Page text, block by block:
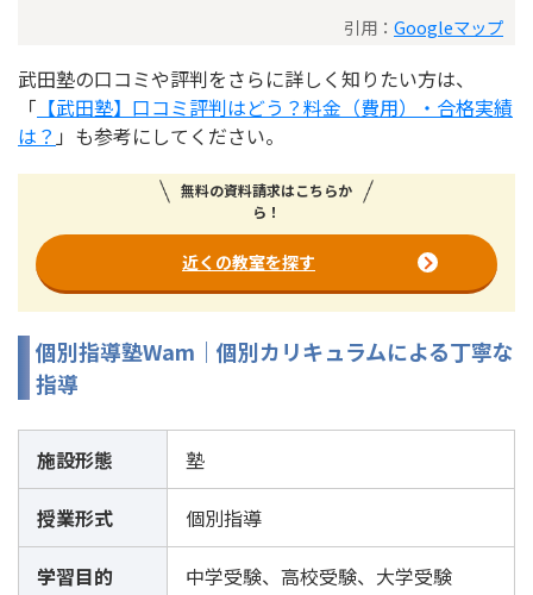
引用： Googleマップ
武田塾の口コミや評判をさらに詳しく知りたい方は、
「 【武田塾】口コミ評判はどう？料金（費用）・合格実績
は？ 」も参考にしてください。
無料の資料請求はこちらか
ら！
近くの教室を探す
個別指導塾Wam｜個別カリキュラムによる丁寧な
指導
施設形態 塾
授業形式 個別指導
学習目的 中学受験、高校受験、大学受験